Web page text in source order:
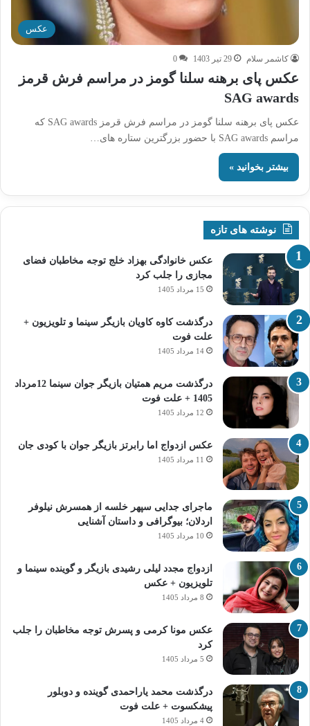
عکس
کاشمر سلام 29 تیر 1403 0
عکس پای برهنه سلنا گومز در مراسم فرش قرمز
SAG awards
عکس پای برهنه سلنا گومز در مراسم فرش قرمز SAG awards که
مراسم SAG awards با حضور بزرگترین ستاره های…
بیشتر بخوانید »
نوشته های تازه
عکس خانوادگی بهزاد خلج توجه مخاطبان فضای
مجازی را جلب کرد
15 مرداد 1405
درگذشت کاوه کاویان بازیگر سینما و تلویزیون +
علت فوت
14 مرداد 1405
درگذشت مریم همتیان بازیگر جوان سینما 12مرداد
1405 + علت فوت
12 مرداد 1405
عکس ازدواج اما رابرتز بازیگر جوان با کودی جان
11 مرداد 1405
ماجرای جدایی سپهر خلسه از همسرش نیلوفر
اردلان؛ بیوگرافی و داستان آشنایی
10 مرداد 1405
ازدواج مجدد لیلی رشیدی بازیگر و گوینده سینما و
تلویزیون + عکس
8 مرداد 1405
عکس مونا کرمی و پسرش توجه مخاطبان را جلب
کرد
5 مرداد 1405
درگذشت محمد یاراحمدی گوینده و دوبلور
پیشکسوت + علت فوت
4 مرداد 1405